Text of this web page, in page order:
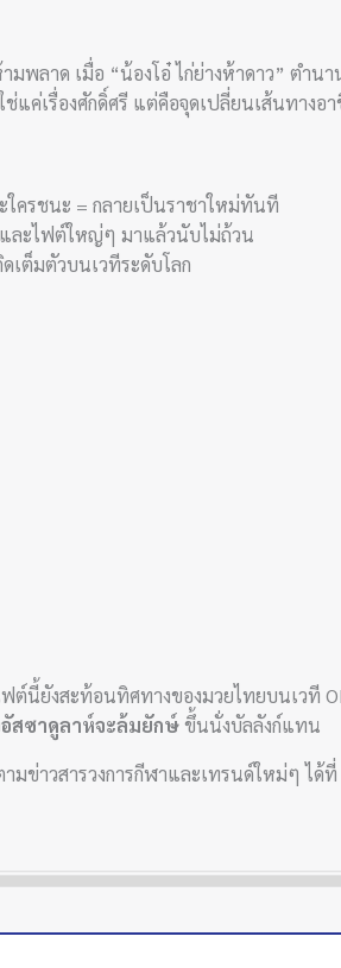
ลาด เมื่อ “น้องโอ๋ ไก่ย่างห้าดาว” ตำน
ช่แค่เรื่องศักดิ์ศรี แต่คือจุดเปลี่ยนเส้นทางอ
ครชนะ = กลายเป็นราชาใหม่ทันที
ละไฟต์ใหญ่ๆ มาแล้วนับไม่ถ้วน
เต็มตัวบนเวทีระดับโลก
ต์นี้ยังสะท้อนทิศทางของมวยไทยบนเวที
สซาดูลาห์จะล้มยักษ์ขึ้นนั่งบัลลังก์แทน
ข่าวสารวงการกีฬาและเทรนด์ใหม่ๆ ได้ที่